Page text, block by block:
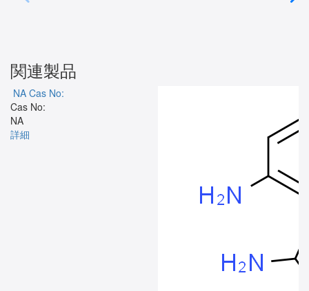
関連製品
NA Cas No:
Cas No:
NA
詳細